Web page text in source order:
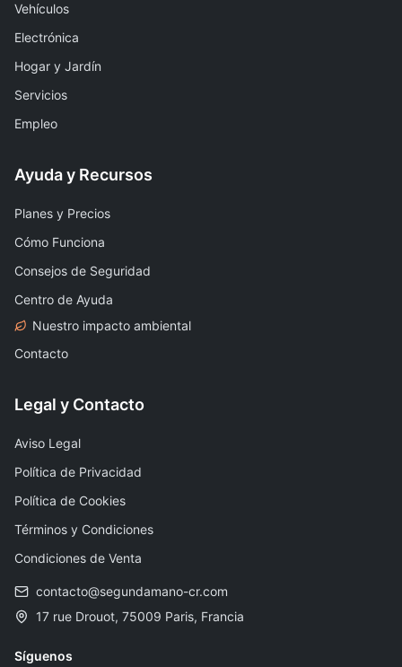
Vehículos
Electrónica
Hogar y Jardín
Servicios
Empleo
Ayuda y Recursos
Planes y Precios
Cómo Funciona
Consejos de Seguridad
Centro de Ayuda
Nuestro impacto ambiental
Contacto
Legal y Contacto
Aviso Legal
Política de Privacidad
Política de Cookies
Términos y Condiciones
Condiciones de Venta
contacto@segundamano-cr.com
17 rue Drouot, 75009 Paris, Francia
Síguenos